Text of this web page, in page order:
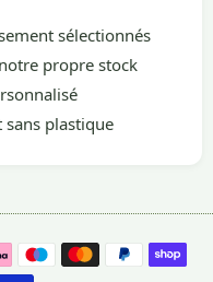
sélectionnés
propre stock
sans plastique